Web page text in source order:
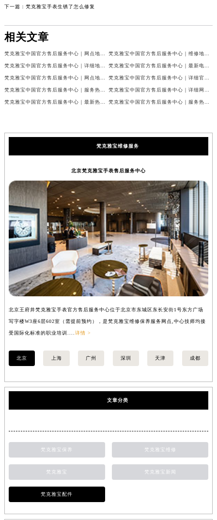
下一篇： 梵克雅宝手表生锈了怎么修复
相关文章
梵克雅宝维修服务
北京梵克雅宝手表售后服务中心
北京王府井梵克雅宝手表官方售后服务中心位于北京市东城区东长安街1号东方广场
写字楼W3座6层602室（需提前预约），是梵克雅宝维修保养服务网点,中心技师均接
受国际化标准的职业培训.... 详情 >
北京 上海 广州 深圳 天津 成都
文章分类
梵克雅宝保养 梵克雅宝维修
梵克雅宝 梵克雅宝新闻
梵克雅宝配件